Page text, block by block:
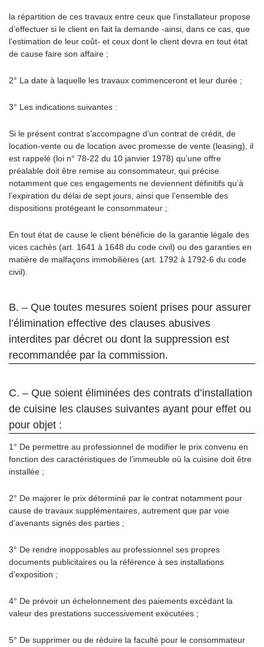
la répartition de ces travaux entre ceux que l’installateur propose
d’effectuer si le client en fait la demande -ainsi, dans ce cas, que
l’estimation de leur coût- et ceux dont le client devra en tout état
de cause faire son affaire ;
2° La date à laquelle les travaux commenceront et leur durée ;
3° Les indications suivantes :
Si le présent contrat s’accompagne d’un contrat de crédit, de
location-vente ou de location avec promesse de vente (leasing), il
est rappelé (loi n° 78-22 du 10 janvier 1978) qu’une offre
préalable doit être remise au consommateur, qui précise
notamment que ces engagements ne deviennent définitifs qu’à
l’expiration du délai de sept jours, ainsi que l’ensemble des
dispositions protégeant le consommateur ;
En tout état de cause le client bénéficie de la garantie légale des
vices cachés (art. 1641 à 1648 du code civil) ou des garanties en
matière de malfaçons immobilières (art. 1792 à 1792-6 du code
civil).
B. – Que toutes mesures soient prises pour assurer
l’élimination effective des clauses abusives
interdites par décret ou dont la suppression est
recommandée par la commission.
C. – Que soient éliminées des contrats d’installation
de cuisine les clauses suivantes ayant pour effet ou
pour objet :
1° De permettre au professionnel de modifier le prix convenu en
fonction des caractéristiques de l’immeuble où la cuisine doit être
installée ;
2° De majorer le prix déterminé par le contrat notamment pour
cause de travaux supplémentaires, autrement que par voie
d’avenants signés des parties ;
3° De rendre inopposables au professionnel ses propres
documents publicitaires ou la référence à ses installations
d’exposition ;
4° De prévoir un échelonnement des paiements excédant la
valeur des prestations successivement exécutées ;
5° De supprimer ou de réduire la faculté pour le consommateur